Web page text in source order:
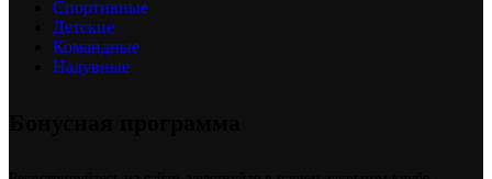
Спортивные
Детские
Командные
Надувные